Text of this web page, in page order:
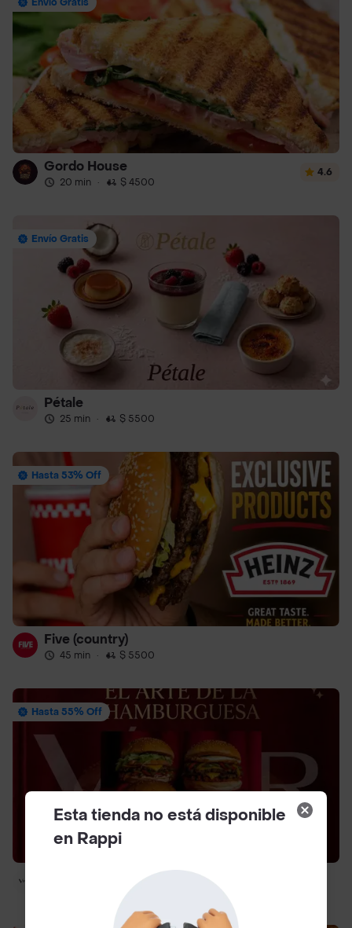
Gordo House
20 min · $ 4500
4.6
Envío Gratis
Pétale
25 min · $ 5500
Hasta 53% Off
Five (country)
45 min · $ 5500
Hasta 55% Off
$ 5500
Esta tienda no está disponible
en Rappi